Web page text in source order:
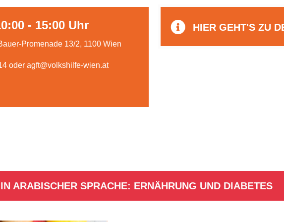
- 15:00 Uhr
Promenade 13/2, 1100 Wien
oder agft@volkshilfe-wien.at
HIER GEHT'S ZU
ARABISCHER SPRACHE: ERNÄHRUNG UND DIABETES